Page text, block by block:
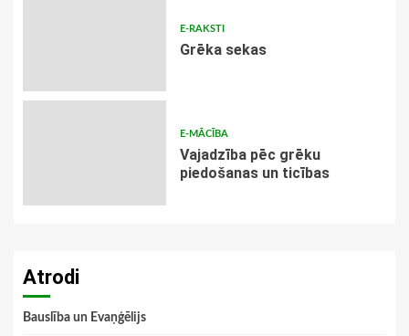
E-RAKSTI
Grēka sekas
E-MĀCĪBA
Vajadzība pēc grēku
piedošanas un ticības
Atrodi
Bauslība un Evaņģēlijs